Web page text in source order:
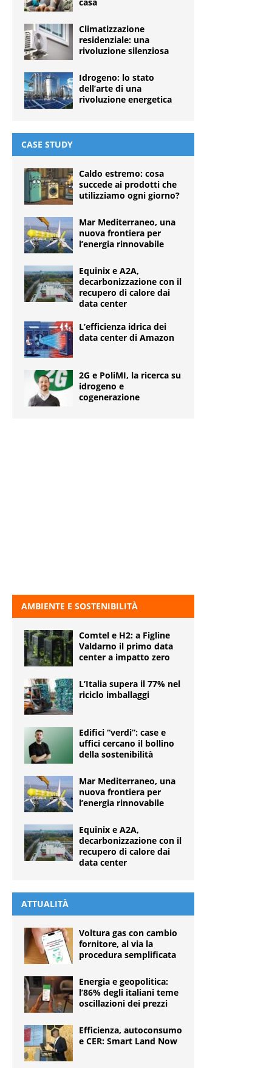
Climatizzazione
residenziale: una
rivoluzione silenziosa
Idrogeno: lo stato
dell’arte di una
rivoluzione energetica
CASE STUDY
Caldo estremo: cosa
succede ai prodotti che
utilizziamo ogni giorno?
Mar Mediterraneo, una
nuova frontiera per
l’energia rinnovabile
Equinix e A2A,
decarbonizzazione con il
recupero di calore dai
data center
L’efficienza idrica dei
data center di Amazon
2G e PoliMI, la ricerca su
idrogeno e
cogenerazione
AMBIENTE E SOSTENIBILITÀ
Comtel e H2: a Figline
Valdarno il primo data
center a impatto zero
L’Italia supera il 77% nel
riciclo imballaggi
Edifici “verdi”: case e
uffici cercano il bollino
della sostenibilità
Mar Mediterraneo, una
nuova frontiera per
l’energia rinnovabile
Equinix e A2A,
decarbonizzazione con il
recupero di calore dai
data center
ATTUALITÀ
Voltura gas con cambio
fornitore, al via la
procedura semplificata
Energia e geopolitica:
l’86% degli italiani teme
oscillazioni dei prezzi
Efficienza, autoconsumo
e CER: Smart Land Now